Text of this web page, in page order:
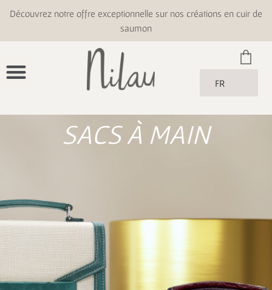
Découvrez notre offre exceptionnelle sur nos créations en cuir de
saumon
FR
SACS À MAIN